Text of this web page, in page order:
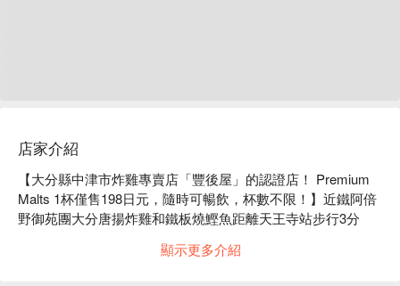
店家介紹
【大分縣中津市炸雞專賣店「豐後屋」的認證店！ Premium
Malts 1杯僅售198日元，隨時可暢飲，杯數不限！】近鐵阿倍
野御苑團大分唐揚炸雞和鐵板燒鰹魚距離天王寺站步行3分
比，無論餐點或飲品都價格實惠。 Premium Malt的生啤酒只
顯示更多介紹